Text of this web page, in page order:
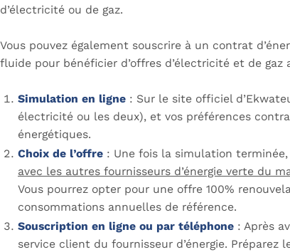
d’électricité ou de gaz.
Vous pouvez également souscrire à un contrat
fluide pour bénéficier d’offres d’électricité et de gaz
Simulation en ligne : Sur le site officiel
électricité ou les deux), et vos préférences
énergétiques.
Choix de l’offre : Une fois la simulation
avec les autres fournisseurs d’énergie verte du
Vous pourrez opter pour une offre 100%
consommations annuelles de référence.
Souscription en ligne ou par téléphone : Après
service client du fournisseur d’énergie.